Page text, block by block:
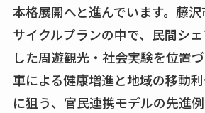
本格展開へと進んでいます。藤
サイクルプランの中で、民間シ
した周遊観光・社会実験を位置
車による健康増進と地域の移動
に狙う、官民連携モデルの先進